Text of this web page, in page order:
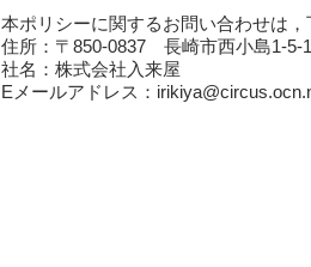
本ポリシーに関するお問い合わせは，
住所： 〒850-0837 長崎市西小島1-5-
社名：株式会社入来屋
Eメールアドレス：